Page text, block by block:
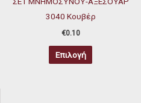
3040 Κουβέρ
€0.10
Επιλογή
επιλεγούν
σελίδα